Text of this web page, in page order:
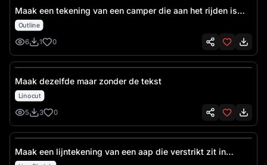
Maak een tekening van een camper die aan het rijden is
over een wegenkaart.
Outline
6 1 0
Maak dezelfde maar zonder de tekst
Linocut
5 3 0
Maak een lijntekening van een aap die verstrikt zit in